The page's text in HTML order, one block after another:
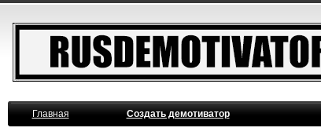
Главная
Создать демотиватор